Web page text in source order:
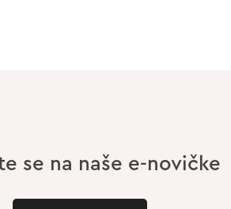
se na naše e-novičke